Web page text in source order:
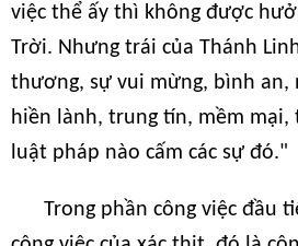
việc thể ấy thì không được
Trời. Nhưng trái của Thánh
thương, sự vui mừng, bình an,
hiền lành, trung tín, mềm mại,
luật pháp nào cấm các sự đó."
Trong phần công việc đầu